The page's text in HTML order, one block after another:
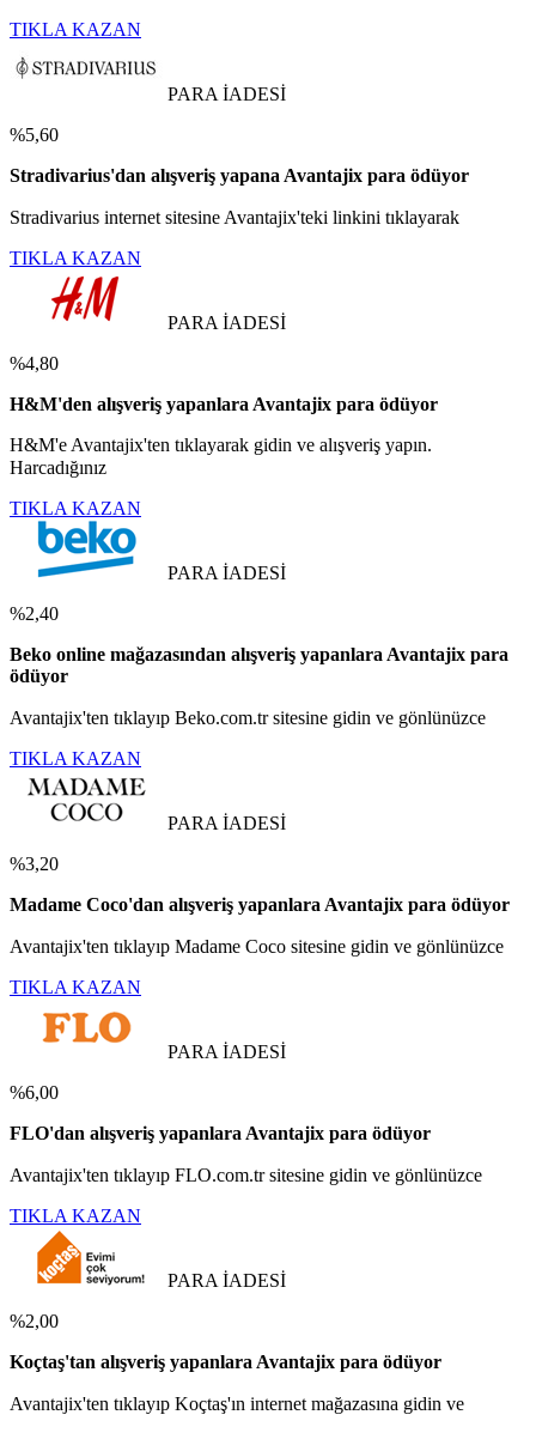
TIKLA KAZAN
PARA İADESİ
%5,60
Stradivarius'dan alışveriş yapana Avantajix para ödüyor
Stradivarius internet sitesine Avantajix'teki linkini tıklayarak
TIKLA KAZAN
PARA İADESİ
%4,80
H&M'den alışveriş yapanlara Avantajix para ödüyor
H&M'e Avantajix'ten tıklayarak gidin ve alışveriş yapın.
Harcadığınız
TIKLA KAZAN
PARA İADESİ
%2,40
Beko online mağazasından alışveriş yapanlara Avantajix para
ödüyor
Avantajix'ten tıklayıp Beko.com.tr sitesine gidin ve gönlünüzce
TIKLA KAZAN
PARA İADESİ
%3,20
Madame Coco'dan alışveriş yapanlara Avantajix para ödüyor
Avantajix'ten tıklayıp Madame Coco sitesine gidin ve gönlünüzce
TIKLA KAZAN
PARA İADESİ
%6,00
FLO'dan alışveriş yapanlara Avantajix para ödüyor
Avantajix'ten tıklayıp FLO.com.tr sitesine gidin ve gönlünüzce
TIKLA KAZAN
PARA İADESİ
%2,00
Koçtaş'tan alışveriş yapanlara Avantajix para ödüyor
Avantajix'ten tıklayıp Koçtaş'ın internet mağazasına gidin ve